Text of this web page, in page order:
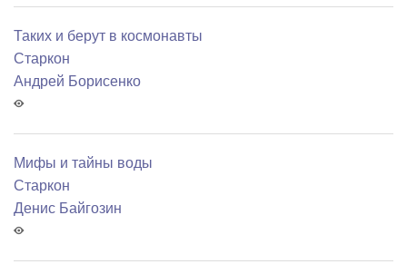
Таких и берут в космонавты
Старкон
Андрей Борисенко
Мифы и тайны воды
Старкон
Денис Байгозин